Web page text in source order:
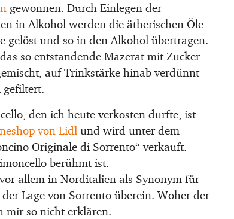
gewonnen. Durch Einlegen der
in Alkohol werden die ätherischen Öle
gelöst und so in den Alkohol übertragen.
so entstandende Mazerat mit Zucker
auf Trinkstärke hinab verdünnt
gefiltert.
den ich heute verkosten durfte, ist
von Lidl und wird unter dem
Originale di Sorrento“ verkauft.
berühmt ist.
allem in Norditalien als Synonym für
Lage von Sorrento überein. Woher der
mir so nicht erklären.